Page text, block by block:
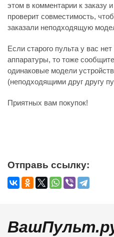
этом в комментарии к заказу
проверит совместимость,
заказали неподходящую
Если старого пульта у вас
аппаратуры, то тоже
одинаковые модели
(неподходящими друг другу
Приятных вам покупок!
Отправь ссылку: